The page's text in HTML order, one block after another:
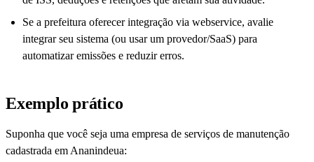
Se a prefeitura oferecer integração via webservice, avalie
integrar seu sistema (ou usar um provedor/SaaS) para
automatizar emissões e reduzir erros.
Exemplo prático
Suponha que você seja uma empresa de serviços de manutenção
cadastrada em Ananindeua: